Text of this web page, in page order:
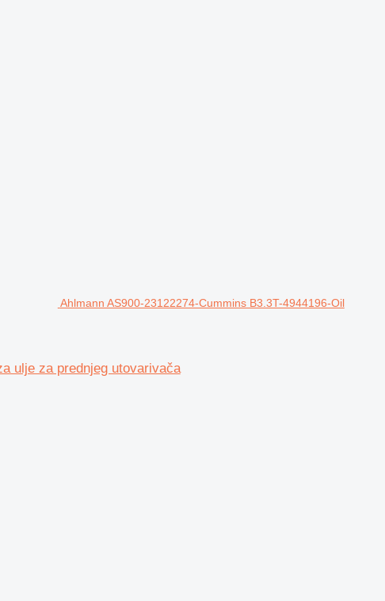
Ahlmann AS900-23122274-Cummins B3.3T-4944196-Oil
ulje za prednjeg utovarivača